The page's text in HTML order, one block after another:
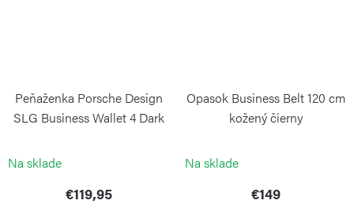
Peňaženka Porsche Design
SLG Business Wallet 4 Dark
PORSCHE DESIGN
Na sklade
€119,95
Opasok Business Belt 120 cm
kožený čierny
Na sklade
€149